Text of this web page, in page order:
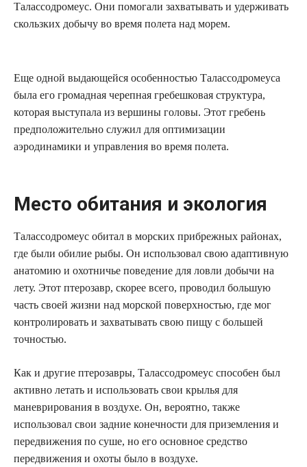
Талассодромеус. Они помогали захватывать и удерживать
скользких добычу во время полета над морем.
Еще одной выдающейся особенностью Талассодромеуса
была его громадная черепная гребешковая структура,
которая выступала из вершины головы. Этот гребень
предположительно служил для оптимизации
аэродинамики и управления во время полета.
Место обитания и экология
Талассодромеус обитал в морских прибрежных районах,
где были обилие рыбы. Он использовал свою адаптивную
анатомию и охотничье поведение для ловли добычи на
лету. Этот птерозавр, скорее всего, проводил большую
часть своей жизни над морской поверхностью, где мог
контролировать и захватывать свою пищу с большей
точностью.
Как и другие птерозавры, Талассодромеус способен был
активно летать и использовать свои крылья для
маневрирования в воздухе. Он, вероятно, также
использовал свои задние конечности для приземления и
передвижения по суше, но его основное средство
передвижения и охоты было в воздухе.